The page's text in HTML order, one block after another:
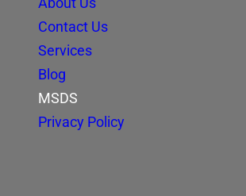
About Us
Contact Us
Services
Blog
MSDS
Privacy Policy